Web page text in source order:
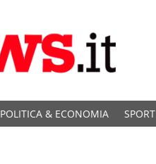
POLITICA & ECONOMIA SPORT